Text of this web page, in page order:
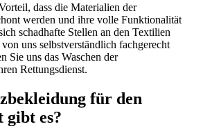
dass die Materialien der
werden und ihre volle Funktionalität
schadhafte Stellen an den Textilien
uns selbstverständlich fachgerecht
Sie uns das Waschen der
Rettungsdienst.
für den
gibt es?